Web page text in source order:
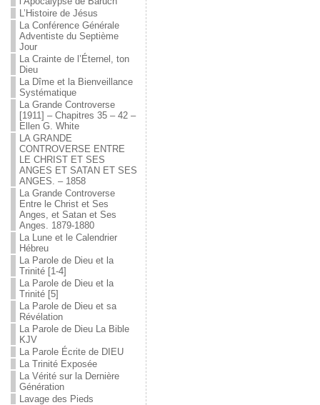
L’Histoire de Jésus
La Conférence Générale
Adventiste du Septième
Jour
La Crainte de l’Éternel, ton
Dieu
La Dîme et la Bienveillance
Systématique
La Grande Controverse
[1911] – Chapitres 35 – 42 –
Ellen G. White
LA GRANDE
CONTROVERSE ENTRE
LE CHRIST ET SES
ANGES ET SATAN ET SES
ANGES. – 1858
La Grande Controverse
Entre le Christ et Ses
Anges, et Satan et Ses
Anges. 1879-1880
La Lune et le Calendrier
Hébreu
La Parole de Dieu et la
Trinité [1-4]
La Parole de Dieu et la
Trinité [5]
La Parole de Dieu et sa
Révélation
La Parole de Dieu La Bible
KJV
La Parole Écrite de DIEU
La Trinité Exposée
La Vérité sur la Dernière
Génération
Lavage des Pieds